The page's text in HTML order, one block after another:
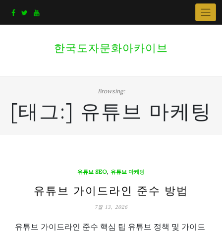
한국도자문화아카이브
Browsing:
[태그:] 유튜브 마케팅
유튜브 SEO, 유튜브 마케팅
유튜브 가이드라인 준수 방법
7월 13, 2026
유튜브 가이드라인 준수 핵심 팁 유튜브 정책 및 가이드